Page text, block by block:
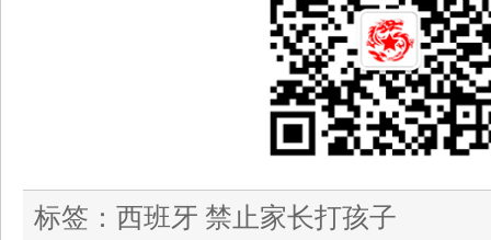
标签： 西班牙 禁止家长打孩子